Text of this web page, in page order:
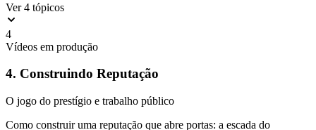
Ver 4 tópicos
4
Vídeos em produção
4. Construindo Reputação
O jogo do prestígio e trabalho público
Como construir uma reputação que abre portas: a escada do